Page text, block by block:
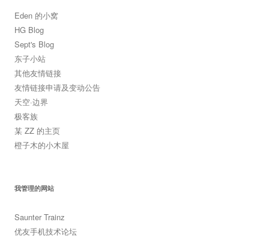
Eden 的小窝
HG Blog
Sept's Blog
东子小站
其他友情链接
友情链接申请及变动公告
天空·边界
极客族
某 ZZ 的主页
橙子木的小木屋
我管理的网站
Saunter Trainz
优友手机技术论坛